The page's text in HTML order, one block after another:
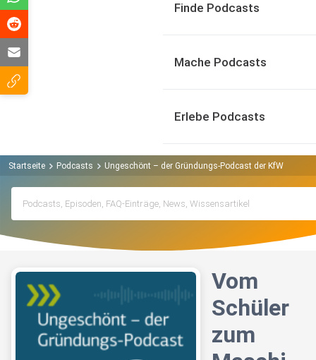
Finde Podcasts
Mache Podcasts
Erlebe Podcasts
Startseite Podcasts Ungeschönt – der Gründungs-Podcast der KfW
Vom
Schüler
zum